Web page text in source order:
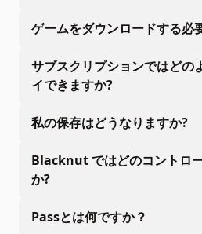
ゲームをダウンロードする必
サブスクリプションではどの
イできますか?
私の保存はどうなりますか?
Blacknut ではどのコントロ
か?
Passとは何ですか？